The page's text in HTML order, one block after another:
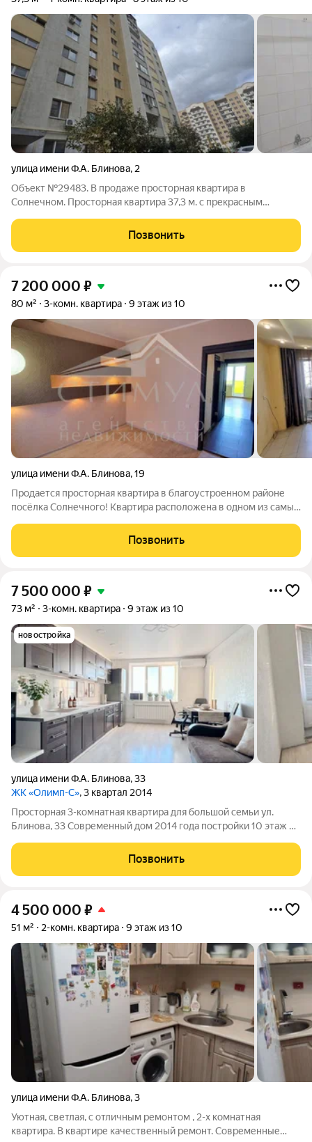
улица имени Ф.А. Блинова, 2
Объект №29483. В продаже просторная квартира в
Солнечном. Просторная квартира 37,3 м. с прекрасным
для сдачи в аренду. Рядом все необходимое: магазины,
остановка, колледж, лицей, гипермаркет
Позвонить
7 200 000 ₽
80 м² 3-комн. квартира 9 этаж из 10
улица имени Ф.А. Блинова,19
Продается просторная квартира в благоустроенном районе
посёлка Солнечного! Квартира расположена в одном из самых
детский сад, МБЛ (Медико-биологический лицей) и школа
№55. В шаговой
Позвонить
7 500 000 ₽
73 м² 3-комн. квартира 9 этаж из 10
новостройка
улица имени Ф.А. Блинова,33
ЖК «Олимп-С», 3 квартал 2014
Просторная 3-комнатная квартира для большой семьи ул.
Блинова, 33 Современный дом 2014 года постройки 10 этаж из
Если вы давно искали квартиру, где каждому члену семьи
будет комфортно,
Позвонить
4 500 000 ₽
51 м² 2-комн. квартира 9 этаж из 10
улица имени Ф.А. Блинова,3
Уютная, светлая, с отличным ремонтом , 2-х комнатная
квартира. В квартире качественный ремонт. Современные